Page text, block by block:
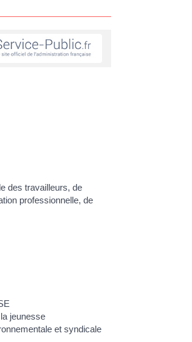
des travailleurs, de
professionnelle, de
jeunesse
et syndicale